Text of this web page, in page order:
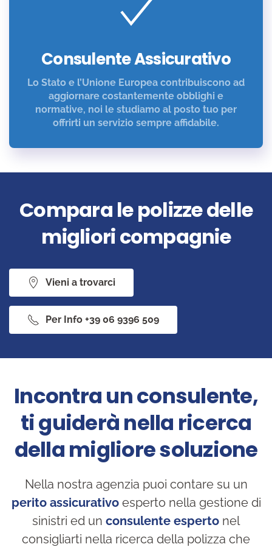
Consulente Assicurativo
Lo Stato e l’Unione Europea contribuiscono ad
aggiornare costantemente obblighi e
normative, noi le studiamo al posto tuo per
offrirti un servizio sempre affidabile.
Compara le polizze delle
migliori compagnie
Vieni a trovarci
Per Info +39 06 9396 509
Incontra un consulente,
ti guiderà nella ricerca
della migliore soluzione
Nella nostra agenzia puoi contare su un
perito assicurativoesperto nella gestione di
sinistri ed un consulente esperto nel
consigliarti nella ricerca della polizza che